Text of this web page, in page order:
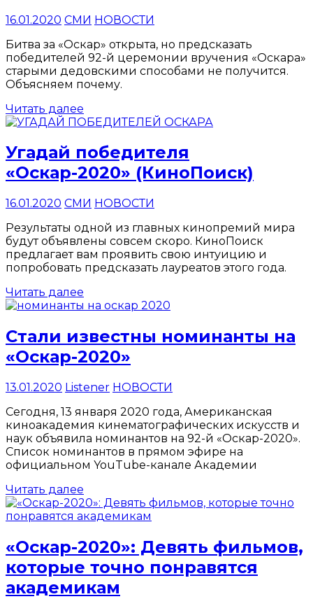
16.01.2020 СМИ НОВОСТИ
Битва за «Оскар» открыта, но предсказать
победителей 92-й церемонии вручения «Оскара»
старыми дедовскими способами не получится.
Объясняем почему.
Читать далее
Угадай победителя
«Оскар-2020» (КиноПоиск)
16.01.2020 СМИ НОВОСТИ
Результаты одной из главных кинопремий мира
будут объявлены совсем скоро. КиноПоиск
предлагает вам проявить свою интуицию и
попробовать предсказать лауреатов этого года.
Читать далее
Стали известны номинанты на
«Оскар-2020»
13.01.2020 Listener НОВОСТИ
Сегодня, 13 января 2020 года, Американская
киноакадемия кинематографических искусств и
наук объявила номинантов на 92-й «Оскар-2020».
Список номинантов в прямом эфире на
официальном YouTube-канале Академии
Читать далее
«Оскар-2020»: Девять фильмов,
которые точно понравятся
академикам